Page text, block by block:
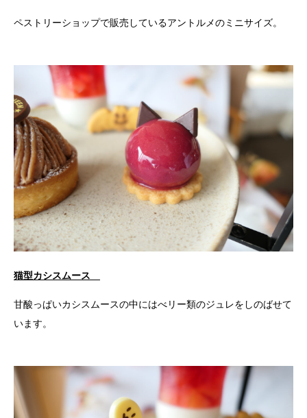
ペストリーショップで販売しているアントルメのミニサイズ。
猫型カシスムース
甘酸っぱいカシスムースの中にはべリー類のジュレをしのばせて
います。